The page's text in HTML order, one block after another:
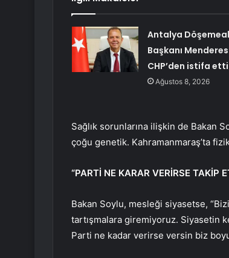
Antalya
Başkanı
CHP’den istifa etti
Ağustos 8, 2026
Sağlık sorunlarına ilişkin de Bakan
çoğu genetik. Kahramanmaraş’ta
“PARTİ NE KARAR VERİRSE TAKİP
Bakan Soylu, mesleği siyasetse,
tartışmalara giremiyoruz. Siyasetin
Parti ne kadar verirse versin biz